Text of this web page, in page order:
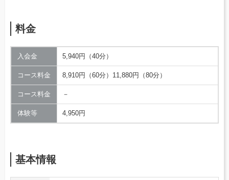
料金
入会金 5,940円（40分）
コース料金 8,910円（60分）11,880円（80分）
コース料金 －
体験等 4,950円
基本情報